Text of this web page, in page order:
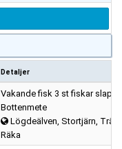
Detaljer
Vakande fisk 3 st fiskar slapp
Bottenmete
Lögdeälven, Stortjärn,
Räka